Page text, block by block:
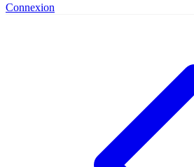
Connexion